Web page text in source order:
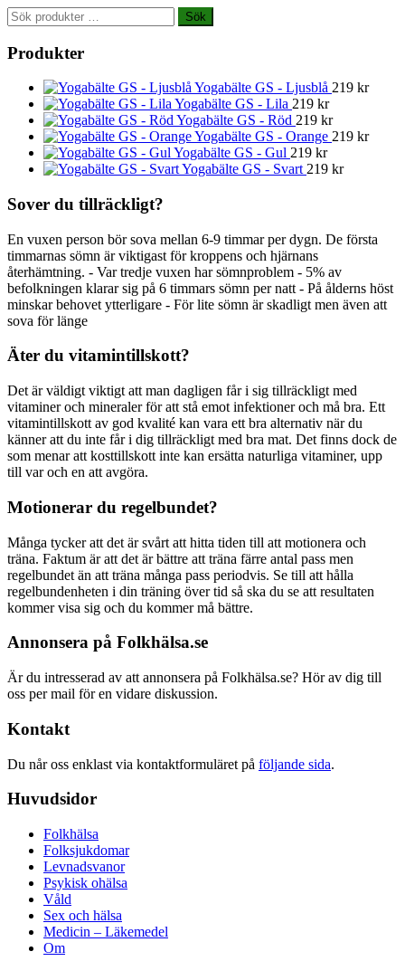
Sök
efter:
Sök
Produkter
Yogabälte GS - Ljusblå 219 kr
Yogabälte GS - Lila 219 kr
Yogabälte GS - Röd 219 kr
Yogabälte GS - Orange 219 kr
Yogabälte GS - Gul 219 kr
Yogabälte GS - Svart 219 kr
Sover du tillräckligt?
En vuxen person bör sova mellan 6-9 timmar per dygn. De första
timmarnas sömn är viktigast för kroppens och hjärnans
återhämtning. - Var tredje vuxen har sömnproblem - 5% av
befolkningen klarar sig på 6 timmars sömn per natt - På ålderns höst
minskar behovet ytterligare - För lite sömn är skadligt men även att
sova för länge
Äter du vitamintillskott?
Det är väldigt viktigt att man dagligen får i sig tillräckligt med
vitaminer och mineraler för att stå emot infektioner och må bra. Ett
vitamintillskott av god kvalité kan vara ett bra alternativ när du
känner att du inte får i dig tillräckligt med bra mat. Det finns dock de
som menar att kosttillskott inte kan ersätta naturliga vitaminer, upp
till var och en att avgöra.
Motionerar du regelbundet?
Många tycker att det är svårt att hitta tiden till att motionera och
träna. Faktum är att det är bättre att träna färre antal pass men
regelbundet än att träna många pass periodvis. Se till att hålla
regelbundenheten i din träning över tid så ska du se att resultaten
kommer visa sig och du kommer må bättre.
Annonsera på Folkhälsa.se
Är du intresserad av att annonsera på Folkhälsa.se? Hör av dig till
oss per mail för en vidare diskussion.
Kontakt
Du når oss enklast via kontaktformuläret på följande sida.
Huvudsidor
Folkhälsa
Folksjukdomar
Levnadsvanor
Psykisk ohälsa
Våld
Sex och hälsa
Medicin – Läkemedel
Om